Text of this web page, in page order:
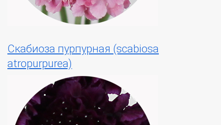
Скабиоза пурпурная (scabiosa
atropurpurea)